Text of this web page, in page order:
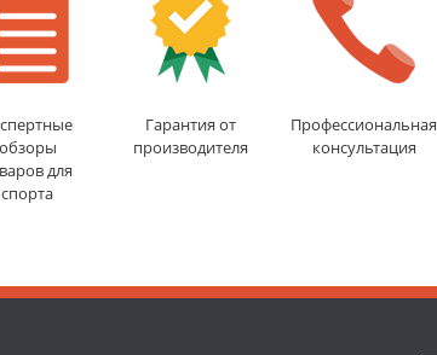
обзоры
для
спорта
Гарантия от
производителя
Профессиональная
консультация